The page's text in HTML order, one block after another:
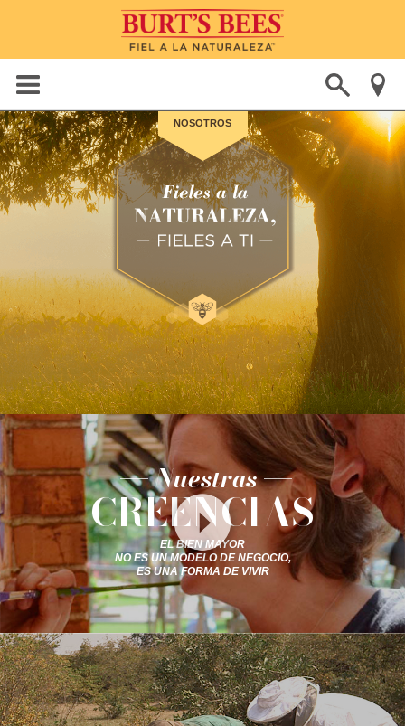
NOSOTROS
Nuestras
CREENCIAS
EL BIEN MAYOR
NO ES UN MODELO DE NEGOCIO,
ES UNA FORMA DE VIVIR